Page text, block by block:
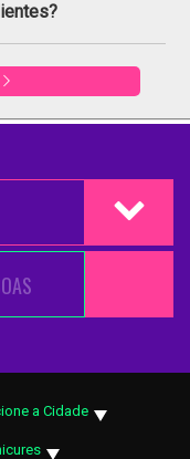
a Cidade